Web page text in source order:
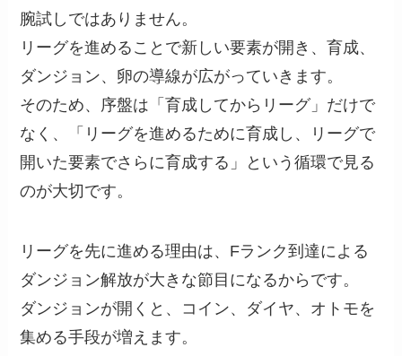
腕試しではありません。
リーグを進めることで新しい要素が開き、育成、
ダンジョン、卵の導線が広がっていきます。
そのため、序盤は「育成してからリーグ」だけで
なく、「リーグを進めるために育成し、リーグで
開いた要素でさらに育成する」という循環で見る
のが大切です。
リーグを先に進める理由は、Fランク到達による
ダンジョン解放が大きな節目になるからです。
ダンジョンが開くと、コイン、ダイヤ、オトモを
集める手段が増えます。